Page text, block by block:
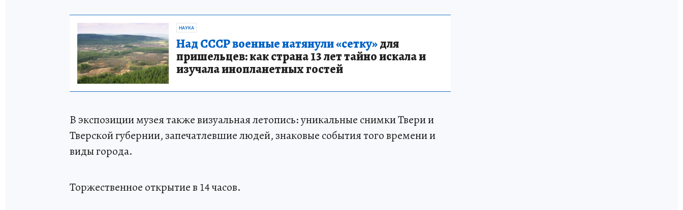
НАУКА
Над СССР военные натянули «сетку»для
пришельцев: как страна 13 лет тайно искала и
изучала инопланетных гостей
В экспозиции музея также визуальная летопись: уникальные снимки Твери и
Тверской губернии, запечатлевшие людей, знаковые события того времени и
виды города.
Торжественное открытие в 14 часов.